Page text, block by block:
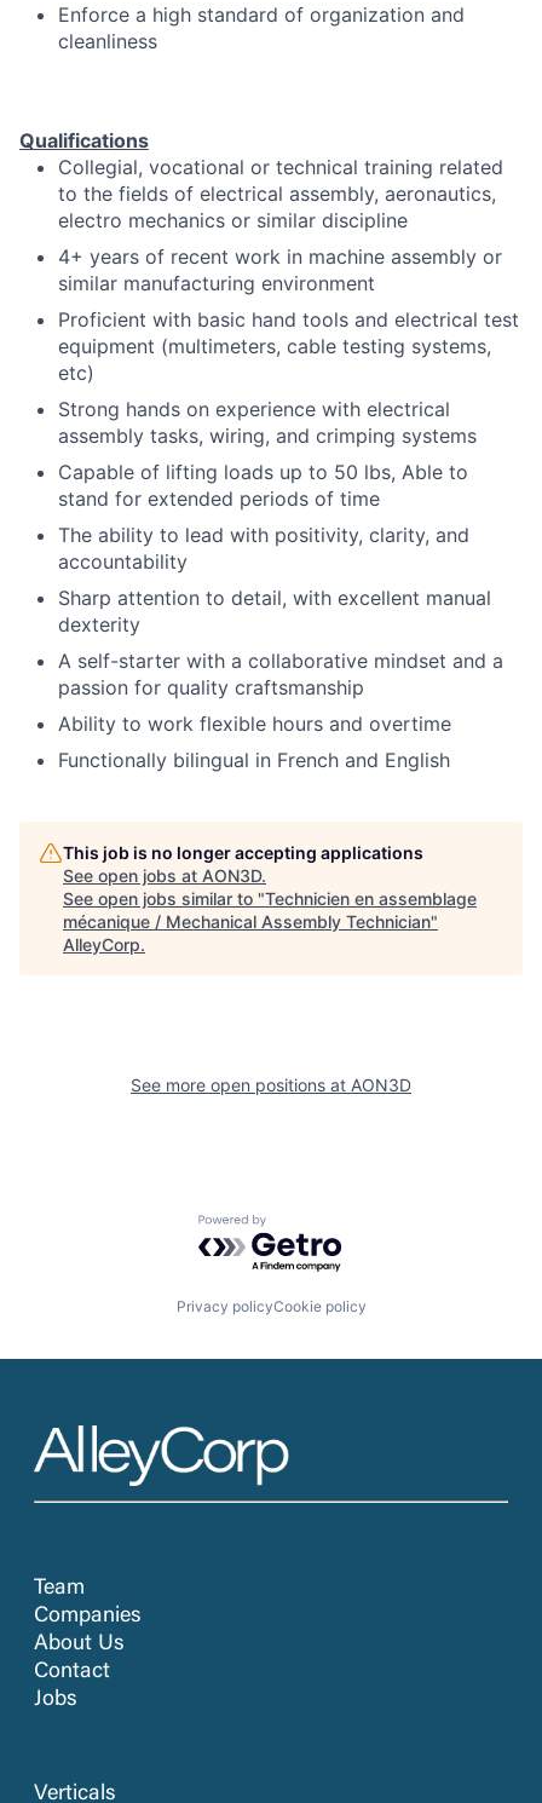
Enforce a high standard of organization and
cleanliness
Qualifications
Collegial, vocational or technical training related
to the fields of electrical assembly, aeronautics,
electro mechanics or similar discipline
4+ years of recent work in machine assembly or
similar manufacturing environment
Proficient with basic hand tools and electrical test
equipment (multimeters, cable testing systems,
etc)
Strong hands on experience with electrical
assembly tasks, wiring, and crimping systems
Capable of lifting loads up to 50 lbs, Able to
stand for extended periods of time
The ability to lead with positivity, clarity, and
accountability
Sharp attention to detail, with excellent manual
dexterity
A self-starter with a collaborative mindset and a
passion for quality craftsmanship
Ability to work flexible hours and overtime
Functionally bilingual in French and English
This job is no longer accepting applications
See open jobs at AON3D.
See open jobs similar to "Technicien en assemblage
mécanique / Mechanical Assembly Technician"
AlleyCorp.
See more open positions at AON3D
Powered by Getro.com
Privacy policyCookie policy
Team
Companies
About Us
Contact
Jobs
Verticals